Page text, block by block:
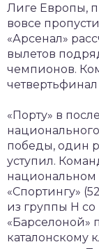
Лиге Европы,
вовсе
«Арсенал»
вылетов
чемпионов.
четвертьфинал
«Порту» в
победы, один
уступил.
национальном
«Спортингу»
из группы Н со
«Барселоной»
каталонскому